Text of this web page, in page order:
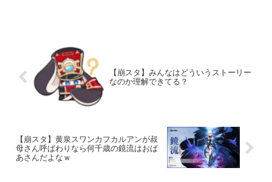
【崩スタ】みんなはどういうストーリー
なのか理解できてる？
【崩スタ】黄泉スワンカフカルアンが叔
母さん呼ばわりなら何千歳の鏡流はおば
あさんだよなｗ